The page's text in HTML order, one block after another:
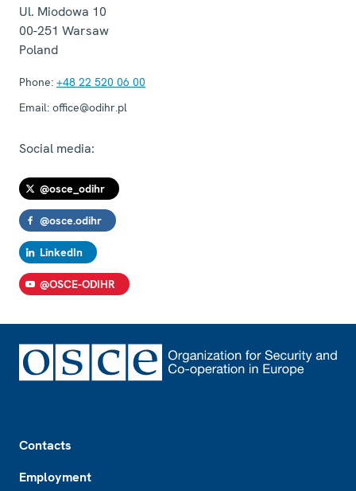
Ul. Miodowa 10
00-251 Warsaw
Poland
Phone: +48 22 520 06 00
Email: office@odihr.pl
Social media:
@osce_odihr
@osce.odihr
LinkedIn
@OSCE-ODIHR
Contacts
Employment